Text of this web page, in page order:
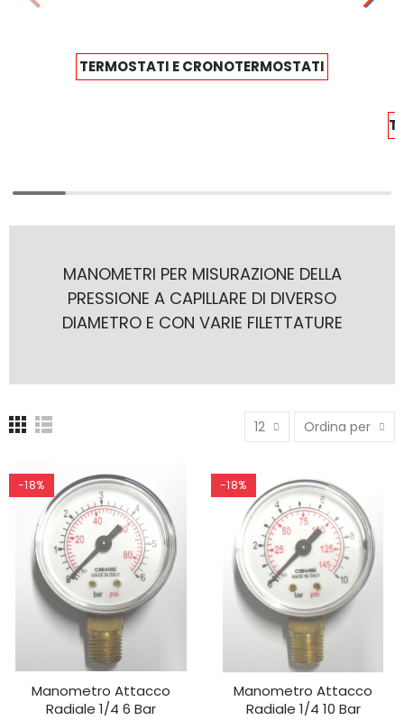
TERMOSTATI E CRONOTERMOSTATI
MANOMETRI PER MISURAZIONE DELLA
PRESSIONE A CAPILLARE DI DIVERSO
DIAMETRO E CON VARIE FILETTATURE
12 Ordina per
-18%
AGGIUNGI AL CARRELLO
Manometro Attacco
Radiale 1/4 6 Bar
-18%
AGGIUNGI AL CARRELLO
Manometro Attacco
Radiale 1/4 10 Bar